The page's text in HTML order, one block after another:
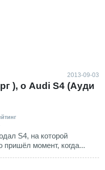
2013-09-03
), о Audi S4 (Ауди
S4, на которой
пришёл момент, когда...